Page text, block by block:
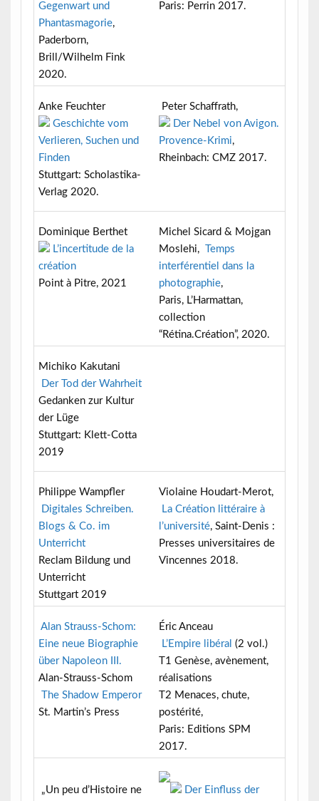
Gegenwart und
Phantasmagorie,
Paderborn,
Brill/Wilhelm Fink
2020.
Paris: Perrin 2017.
Anke Feuchter
Geschichte vom
Verlieren, Suchen und
Finden
Stuttgart: Scholastika-
Verlag 2020.
Peter Schaffrath,
Der Nebel von Avigon.
Provence-Krimi,
Rheinbach: CMZ 2017.
Dominique Berthet
L’incertitude de la
création
Point à Pitre, 2021
Michel Sicard & Mojgan
Moslehi,
Temps
interférentiel dans la
photographie,
Paris, L’Harmattan,
collection
“Rétina.Création”, 2020.
Michiko Kakutani
Der Tod der Wahrheit
Gedanken zur Kultur
der Lüge
Stuttgart: Klett-Cotta
2019
Philippe Wampfler
Digitales Schreiben.
Blogs & Co. im
Unterricht
Reclam Bildung und
Unterricht
Stuttgart 2019
Violaine Houdart-Merot,
La Création littéraire à
l’université, Saint-Denis :
Presses universitaires de
Vincennes 2018.
Alan Strauss-Schom:
Eine neue Biographie
über Napoleon III.
Alan-Strauss-Schom
The Shadow Emperor
St. Martin’s Press
Éric Anceau
L’Empire libéral (2 vol.)
T1 Genèse, avènement,
réalisations
T2 Menaces, chute,
postérité,
Paris: Editions SPM
2017.
„Un peu d’Histoire ne
Der Einfluss der